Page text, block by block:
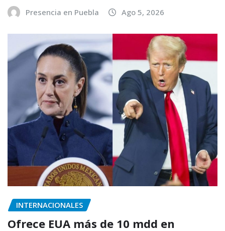
Presencia en Puebla Ago 5, 2026
INTERNACIONALES
Ofrece EUA más de 10 mdd en